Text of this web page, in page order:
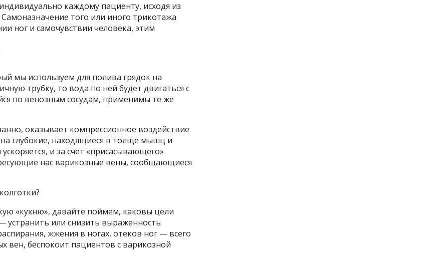
каждому пациенту, исходя из
того или иного трикотажа
ног и самочувствии человека, этим
мы используем для полива грядок на
трубку, то вода по ней будет двигаться с
по венозным сосудам, применимы те же
оказывает компрессионное воздействие
глубокие, находящиеся в толще мышц и
и за счет «присасывающего»
нас варикозные вены, сообщающиеся
«кухню», давайте поймем, каковы цели
устранить или снизить выраженность
жжения в ногах, отеков ног — всего
вен, беспокоит пациентов с варикозной